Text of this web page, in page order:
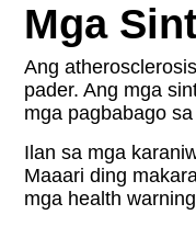
Mga
Ang
pader. Ang mga
mga pagbabago
Ilan sa mga
Maaari ding
mga health